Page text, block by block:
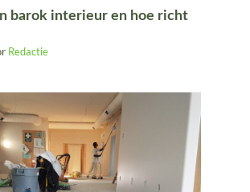
barok interieur en hoe richt
Redactie